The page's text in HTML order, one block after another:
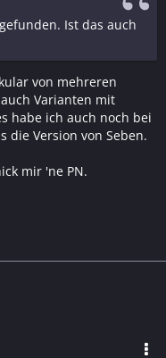
Ist das auch
von mehreren
Varianten mit
habe ich auch noch bei
die Version von Seben.
mir 'ne PN.